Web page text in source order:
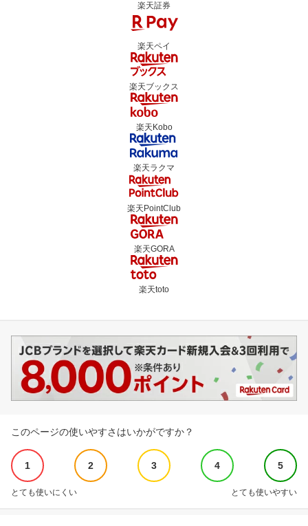
楽天証券
楽天ペイ
楽天ブックス
楽天Kobo
楽天ラクマ
楽天PointClub
楽天GORA
楽天toto
このページの使いやすさはいかがですか？
1 2 3 4 5
とても使いにくい とても使いやすい